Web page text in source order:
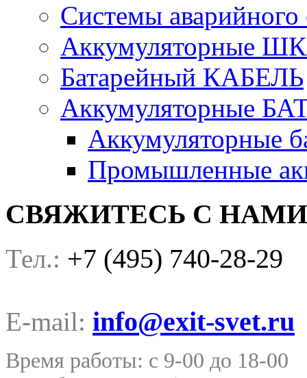
Системы
Аккумуляторные
Батарейный КАБЕЛЬ
Аккумуляторные
Аккумуляторные
Промышленные
СВЯЖИТЕСЬ С НАМИ
Тел.: +7 (495) 740-28-29
E-mail: info@exit-svet.ru
Время работы: с 9-00 до 18-00